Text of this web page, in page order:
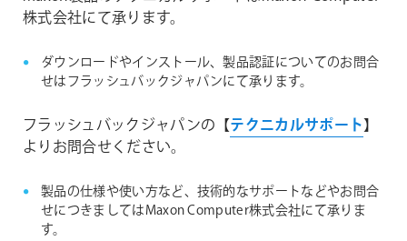
株式会社にて承ります。
ダウンロードやインストール、製品認証についてのお問合
せはフラッシュバックジャパンにて承ります。
フラッシュバックジャパンの【テクニカルサポート】
よりお問合せください。
製品の仕様や使い方など、技術的なサポートなどやお問合
せにつきましてはMaxon Computer株式会社にて承りま
す。